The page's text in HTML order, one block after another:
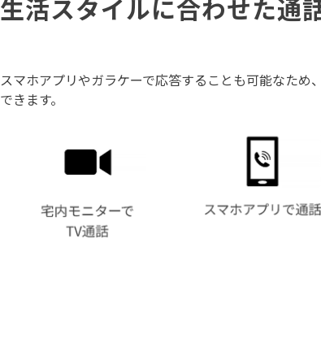
生活スタイルに合わせた通
スマホアプリやガラケーで応答することも可能なため
できます。